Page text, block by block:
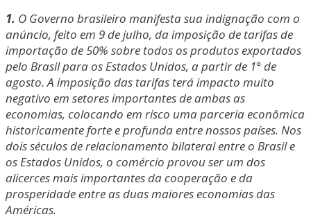
1. O Governo brasileiro manifesta sua indignação com o
anúncio, feito em 9 de julho, da imposição de tarifas de
importação de 50% sobre todos os produtos exportados
pelo Brasil para os Estados Unidos, a partir de 1° de
agosto. A imposição das tarifas terá impacto muito
negativo em setores importantes de ambas as
economias, colocando em risco uma parceria econômica
historicamente forte e profunda entre nossos países. Nos
dois séculos de relacionamento bilateral entre o Brasil e
os Estados Unidos, o comércio provou ser um dos
alicerces mais importantes da cooperação e da
prosperidade entre as duas maiores economias das
Américas.